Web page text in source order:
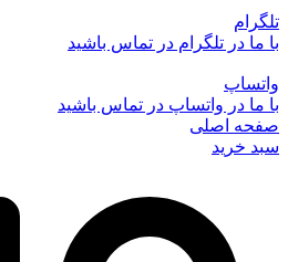
تلگرام
با ما در تلگرام در تماس باشید
واتساپ
با ما در واتساپ در تماس باشید
صفحه اصلی
سبد خرید